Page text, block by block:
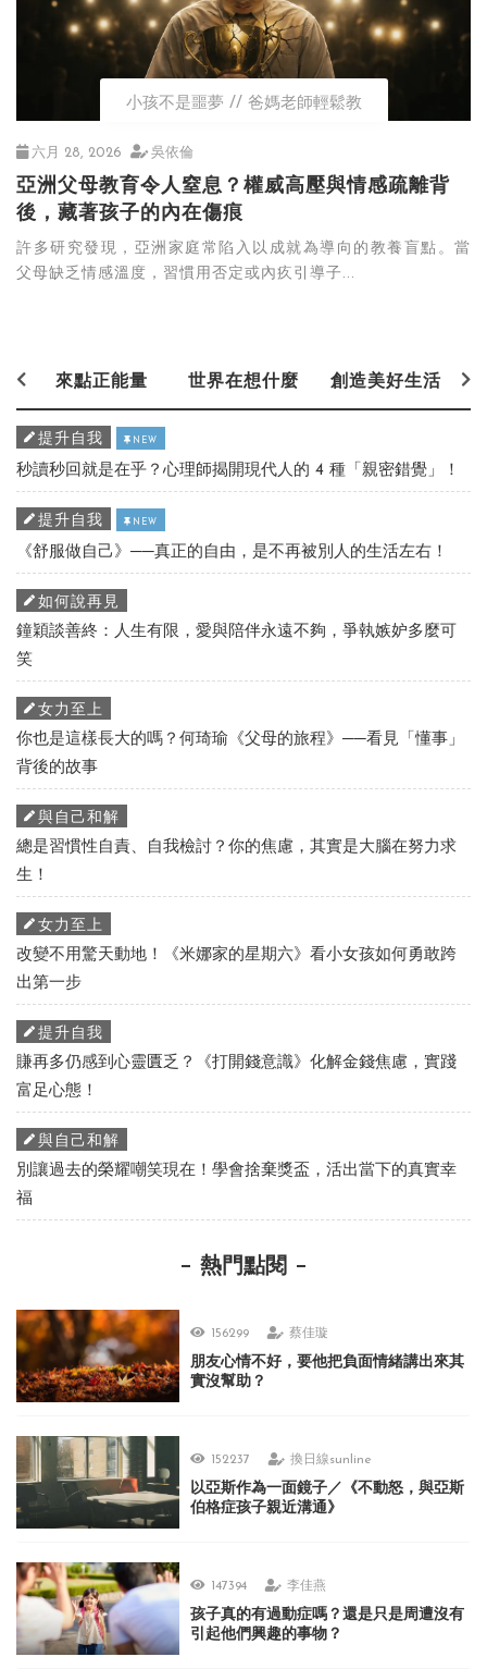
小孩不是噩夢 爸媽老師輕鬆教
六月 28, 2026 吳依倫
亞洲父母教育令人窒息？權威高壓與情感疏離背
後，藏著孩子的內在傷痕
許多研究發現，亞洲家庭常陷入以成就為導向的教養盲點。當
父母缺乏情感溫度，習慣用否定或內疚引導子...
來點正能量 世界在想什麼 創造美好生活
提升自我 NEW
秒讀秒回就是在乎？心理師揭開現代人的 4 種「親密錯覺」！
提升自我 NEW
《舒服做自己》──真正的自由，是不再被別人的生活左右！
如何說再見
鐘穎談善終：人生有限，愛與陪伴永遠不夠，爭執嫉妒多麼可
笑
女力至上
你也是這樣長大的嗎？何琦瑜《父母的旅程》──看見「懂事」
背後的故事
與自己和解
總是習慣性自責、自我檢討？你的焦慮，其實是大腦在努力求
生！
女力至上
改變不用驚天動地！《米娜家的星期六》看小女孩如何勇敢跨
出第一步
提升自我
賺再多仍感到心靈匱乏？《打開錢意識》化解金錢焦慮，實踐
富足心態！
與自己和解
別讓過去的榮耀嘲笑現在！學會捨棄獎盃，活出當下的真實幸
福
熱門點閱
156299 蔡佳璇
朋友心情不好，要他把負面情緒講出來其
實沒幫助？
152237 換日線sunline
以亞斯作為一面鏡子／《不動怒，與亞斯
伯格症孩子親近溝通》
147394 李佳燕
孩子真的有過動症嗎？還是只是周遭沒有
引起他們興趣的事物？